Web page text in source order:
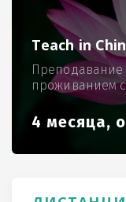
Teach in
Преподавание
проживанием
4 месяца,